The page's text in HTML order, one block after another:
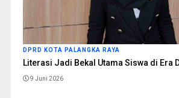
DPRD KOTA PALANGKA RAYA
Literasi Jadi Bekal Utama Siswa di Era
9 Juni 2026